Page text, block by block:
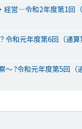
経営―令和2年度第1回
令和元年度第6回（通
?令和元年度第5回